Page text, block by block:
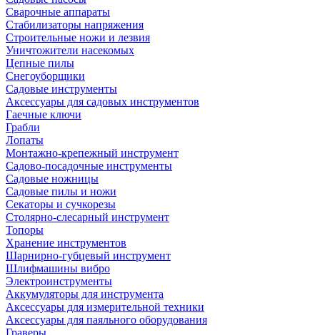
Сварочные аппараты
Стабилизаторы напряжения
Строительные ножи и лезвия
Уничтожители насекомых
Цепные пилы
Снегоуборщики
Садовые инструменты
Аксессуары для садовых инструментов
Гаечные ключи
Грабли
Лопаты
Монтажно-крепежный инструмент
Садово-посадочные инструменты
Садовые ножницы
Садовые пилы и ножи
Секаторы и сучкорезы
Столярно-слесарный инструмент
Топоры
Хранение инструментов
Шарнирно-губцевый инструмент
Шлифмашины вибро
Электроинструменты
Аккумуляторы для инструмента
Аксессуары для измерительной техники
Аксессуары для паяльного оборудования
Граверы